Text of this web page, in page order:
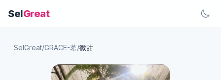
SelGreat
SelGreat/GRACE-莃/微甜